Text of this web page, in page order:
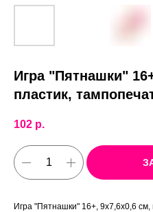
Игра "Пятнашки"
пластик,
102 р.
Игра "Пятнашки" 16+, 9х7,6х0,6 см,